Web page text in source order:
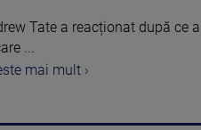
Tate a reacționat după ce
...
mai mult ›